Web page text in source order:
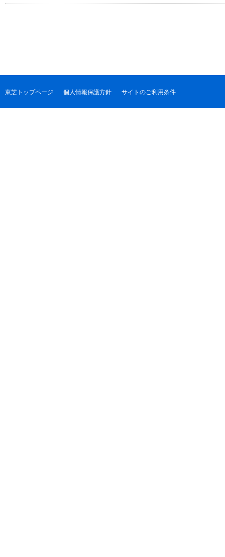
東芝トップページ 個人情報保護方針 サイトのご利用条件